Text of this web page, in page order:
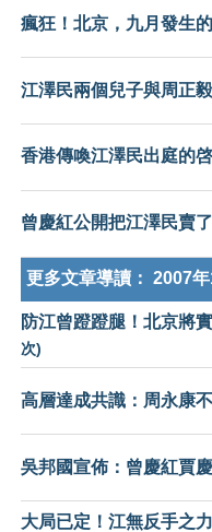
瘋狂！北京，九月發生
江澤民兩個兒子與周正
香港傳喚江澤民出庭的
曾慶紅公開把江澤民賣了
更多文章導讀： 2007年
防江曾蹬蹬腿！北京將
次)
高層達成共識：周永康
吳邦國宣佈：曾慶紅賈
大局已定！江無反手之